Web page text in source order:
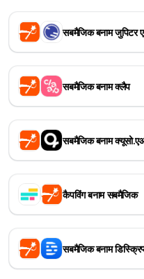
सबमैजिक बनाम जुपिटर
सबमैजिक बनाम क्लैप
सबमैजिक बनाम
कैपविंग बनाम सबमैजिक
सबमैजिक बनाम